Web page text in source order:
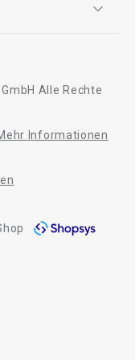
Alle Rechte
Informationen